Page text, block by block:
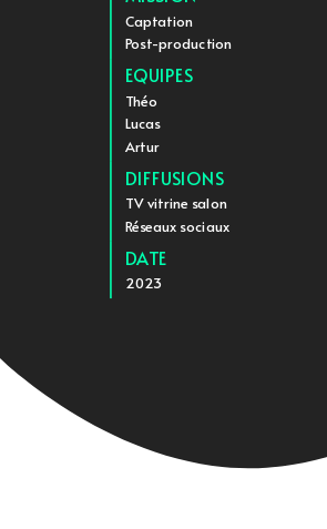
Captation
Post-production
EQUIPES
Théo
Lucas
Artur
DIFFUSIONS
TV vitrine salon
Réseaux sociaux
DATE
2023